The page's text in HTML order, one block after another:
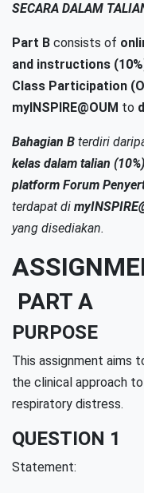
SECARA DALAM
Part B consists of
and instructions
Class Participation
myINSPIRE@OUM to
Bahagian B terdiri
kelas dalam talian
platform Forum
terdapat di
yang disediakan.
PART A
PURPOSE
This assignment aims
the clinical approach
respiratory distress.
QUESTION 1
Statement: